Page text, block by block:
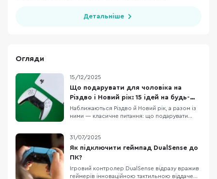
Детальніше
Огляди
15/12/2025
Що подарувати для чоловіка на
Різдво і Новий рік: 15 ідей на будь-
який бюджет
Наближаються Різдво й Новий рік, а разом із
ними — класичне питання: що подарувати
ідей під різні сценарії життя: для геймера,
офісного працівника, спортсмена, меломана
та любителя подорожей. Тут немає
31/07/2025
Як підключити геймпад DualSense до
ПК?
Ігровий контролер DualSense відразу вражив
геймерів інноваційною тактильною віддачею